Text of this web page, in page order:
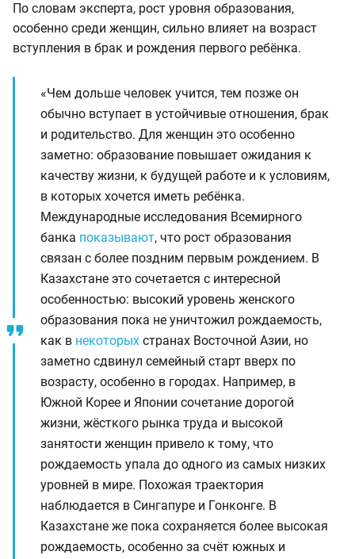
По словам эксперта, рост уровня образования,
особенно среди женщин, сильно влияет на возраст
вступления в брак и рождения первого ребёнка.
«Чем дольше человек учится, тем позже он
обычно вступает в устойчивые отношения, брак
и родительство. Для женщин это особенно
заметно: образование повышает ожидания к
качеству жизни, к будущей работе и к условиям,
в которых хочется иметь ребёнка.
Международные исследования Всемирного
банка показывают, что рост образования
связан с более поздним первым рождением. В
Казахстане это сочетается с интересной
особенностью: высокий уровень женского
образования пока не уничтожил рождаемость,
как в некоторых странах Восточной Азии, но
заметно сдвинул семейный старт вверх по
возрасту, особенно в городах. Например, в
Южной Корее и Японии сочетание дорогой
жизни, жёсткого рынка труда и высокой
занятости женщин привело к тому, что
рождаемость упала до одного из самых низких
уровней в мире. Похожая траектория
наблюдается в Сингапуре и Гонконге. В
Казахстане же пока сохраняется более высокая
рождаемость, особенно за счёт южных и